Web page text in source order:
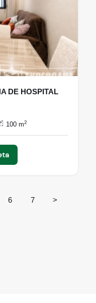
DE HOSPITAL
100 m2
6 7 >